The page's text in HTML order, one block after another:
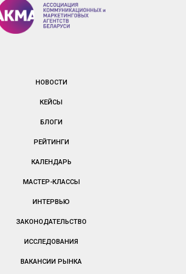
НОВОСТИ
КЕЙСЫ
БЛОГИ
РЕЙТИНГИ
КАЛЕНДАРЬ
МАСТЕР-КЛАССЫ
ИНТЕРВЬЮ
ЗАКОНОДАТЕЛЬСТВО
ИССЛЕДОВАНИЯ
ВАКАНСИИ РЫНКА